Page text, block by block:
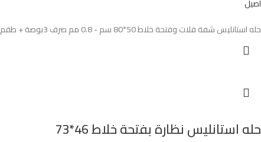
اصيل
حله استانليس شفة فلات وفتحة خلاط 50*80 سم - 0.8 مم صرف 3بوصة + طقم التثيت اصيل تركي AS-65
حله استانليس نظارة بفتحة خلاط 46*73